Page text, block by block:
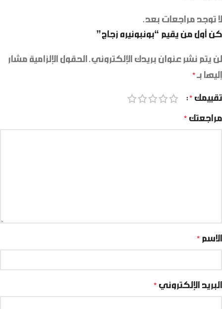
لا توجد مراجعات بعد.
كن أول من يقيم “بونبونيره زجاج”
لن يتم نشر عنوان بريدك الإلكتروني. الحقول الإلزامية مشار
إليها بـ *
تقييمك *
مراجعتك *
الاسم *
البريد الإلكتروني *